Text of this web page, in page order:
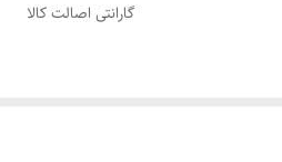
گارانتی اصالت کالا